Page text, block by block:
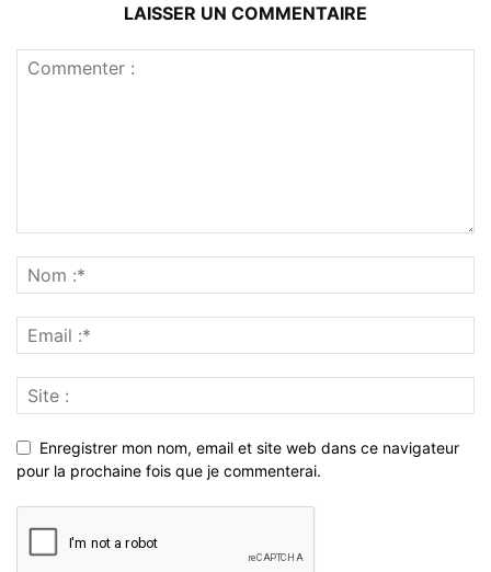
LAISSER UN COMMENTAIRE
Enregistrer mon nom, email et site web dans ce navigateur
pour la prochaine fois que je commenterai.